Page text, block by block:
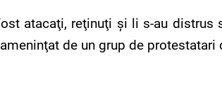
atacaţi, reţinuţi şi li s-au
de un grup de